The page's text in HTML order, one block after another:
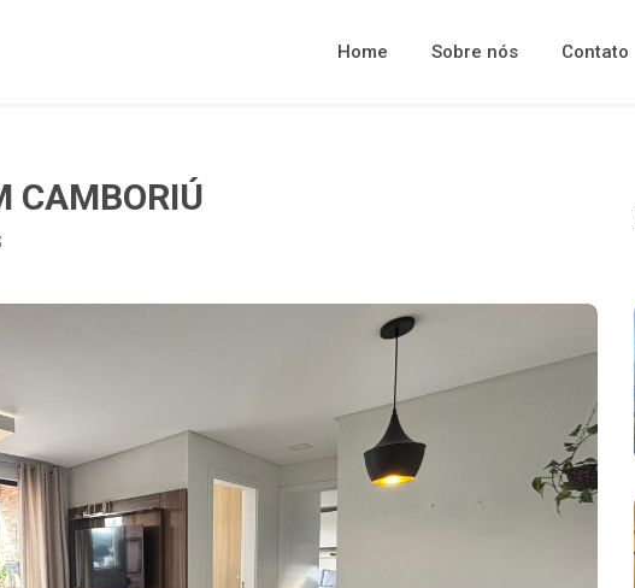
Home Sobre nós Contato
CAMBORIÚ